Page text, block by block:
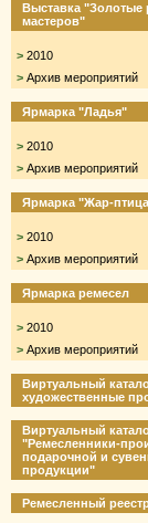
Выставка "Золотые
мастеров"
> 2010
> Архив мероприятий
Ярмарка "Ладья"
> 2010
> Архив мероприятий
Ярмарка "Жар-
> 2010
> Архив мероприятий
Ярмарка ремесел
> 2010
> Архив мероприятий
Виртуальный
художественные
Виртуальный
"Ремесленники-
подарочной и
продукции"
Ремесленный